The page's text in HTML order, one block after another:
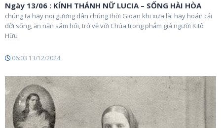
Ngày 13/06 : KÍNH THÁNH NỮ LUCIA – SỐNG HÀI HÒA
chúng ta hãy noi gương dân chúng thời Gioan khi xưa là: hãy hoán cải
đời sống, ăn năn sám hối, trở về với Chúa trong phẩm giá người Kitô
Hữu
06:03 13/12/2024